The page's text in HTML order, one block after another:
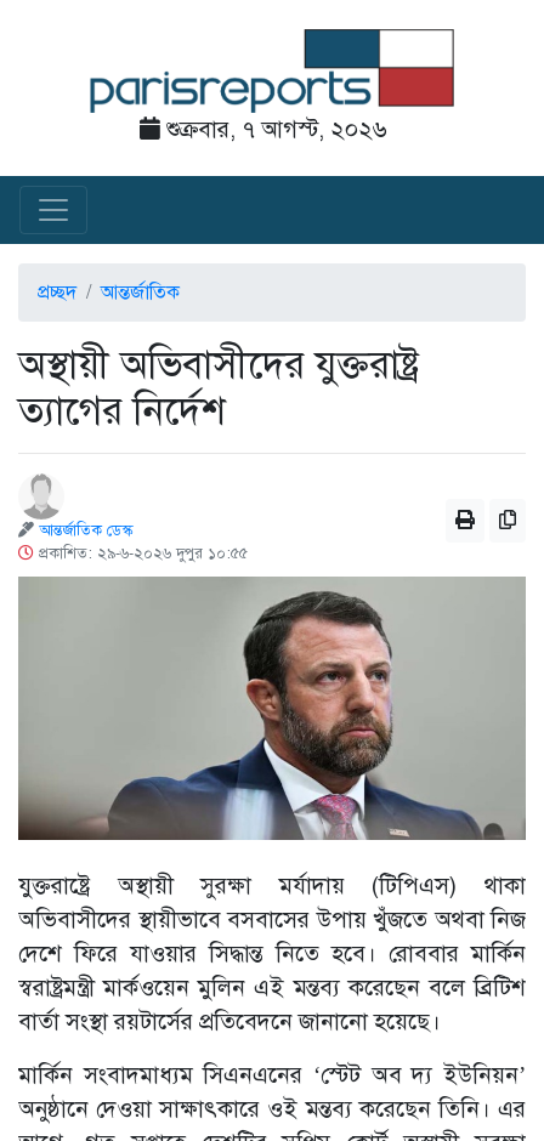
শুক্রবার, ৭ আগস্ট, ২০২৬
প্রচ্ছদ আন্তর্জাতিক
অস্থায়ী অভিবাসীদের যুক্তরাষ্ট্র
ত্যাগের নির্দেশ
আন্তর্জাতিক ডেস্ক
প্রকাশিত: ২৯-৬-২০২৬ দুপুর ১০:৫৫
যুক্তরাষ্ট্রে অস্থায়ী সুরক্ষা মর্যাদায় (টিপিএস) থাকা
অভিবাসীদের স্থায়ীভাবে বসবাসের উপায় খুঁজতে অথবা নিজ
দেশে ফিরে যাওয়ার সিদ্ধান্ত নিতে হবে। রোববার মার্কিন
স্বরাষ্ট্রমন্ত্রী মার্কওয়েন মুলিন এই মন্তব্য করেছেন বলে ব্রিটিশ
বার্তা সংস্থা রয়টার্সের প্রতিবেদনে জানানো হয়েছে।
মার্কিন সংবাদমাধ্যম সিএনএনের ‘স্টেট অব দ্য ইউনিয়ন’
অনুষ্ঠানে দেওয়া সাক্ষাৎকারে ওই মন্তব্য করেছেন তিনি। এর